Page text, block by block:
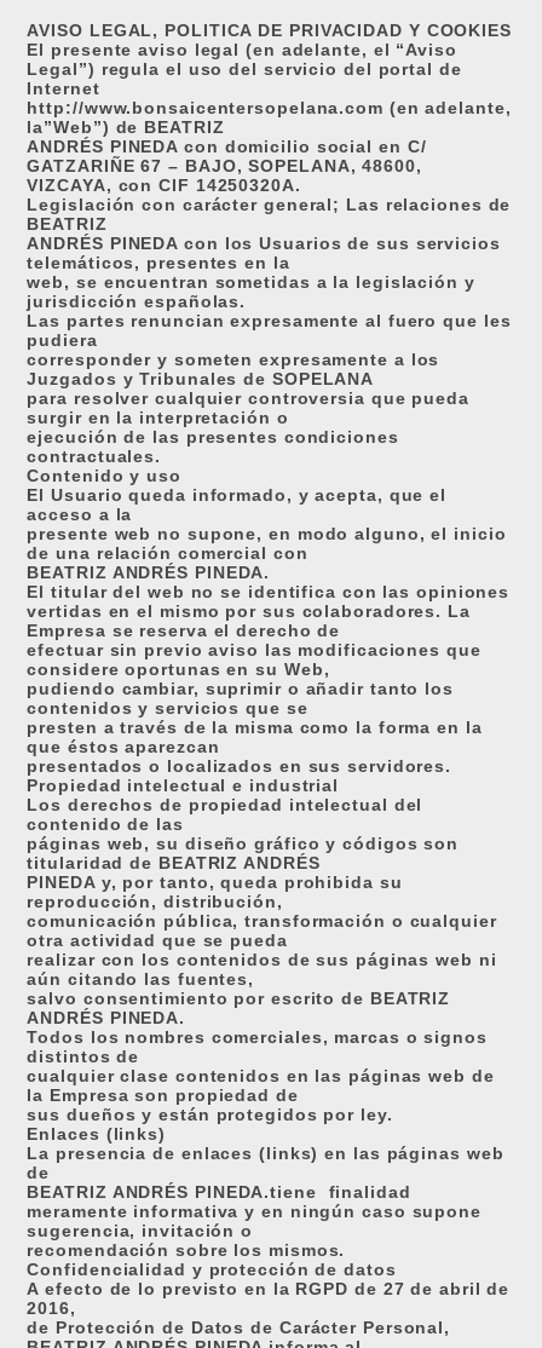
AVISO LEGAL, POLITICA DE PRIVACIDAD Y COOKIES
El presente aviso legal (en adelante, el “Aviso
Legal”) regula el uso del servicio del portal de
Internet
http://www.bonsaicentersopelana.com (en adelante,
la”Web”) de BEATRIZ
ANDRÉS PINEDA con domicilio social en C/
GATZARIÑE 67 – BAJO, SOPELANA, 48600,
VIZCAYA, con CIF 14250320A.
Legislación con carácter general; Las relaciones de
BEATRIZ
ANDRÉS PINEDA con los Usuarios de sus servicios
telemáticos, presentes en la
web, se encuentran sometidas a la legislación y
jurisdicción españolas.
Las partes renuncian expresamente al fuero que les
pudiera
corresponder y someten expresamente a los
Juzgados y Tribunales de SOPELANA
para resolver cualquier controversia que pueda
surgir en la interpretación o
ejecución de las presentes condiciones
contractuales.
Contenido y uso
El Usuario queda informado, y acepta, que el
acceso a la
presente web no supone, en modo alguno, el inicio
de una relación comercial con
BEATRIZ ANDRÉS PINEDA.
El titular del web no se identifica con las opiniones
vertidas en el mismo por sus colaboradores. La
Empresa se reserva el derecho de
efectuar sin previo aviso las modificaciones que
considere oportunas en su Web,
pudiendo cambiar, suprimir o añadir tanto los
contenidos y servicios que se
presten a través de la misma como la forma en la
que éstos aparezcan
presentados o localizados en sus servidores.
Propiedad intelectual e industrial
Los derechos de propiedad intelectual del
contenido de las
páginas web, su diseño gráfico y códigos son
titularidad de BEATRIZ ANDRÉS
PINEDA y, por tanto, queda prohibida su
reproducción, distribución,
comunicación pública, transformación o cualquier
otra actividad que se pueda
realizar con los contenidos de sus páginas web ni
aún citando las fuentes,
salvo consentimiento por escrito de BEATRIZ
ANDRÉS PINEDA.
Todos los nombres comerciales, marcas o signos
distintos de
cualquier clase contenidos en las páginas web de
la Empresa son propiedad de
sus dueños y están protegidos por ley.
Enlaces (links)
La presencia de enlaces (links) en las páginas web
de
BEATRIZ ANDRÉS PINEDA.tiene
finalidad
meramente informativa y en ningún caso supone
sugerencia, invitación o
recomendación sobre los mismos.
Confidencialidad y protección de datos
A efecto de lo previsto en la RGPD de 27 de abril de
2016,
de Protección de Datos de Carácter Personal,